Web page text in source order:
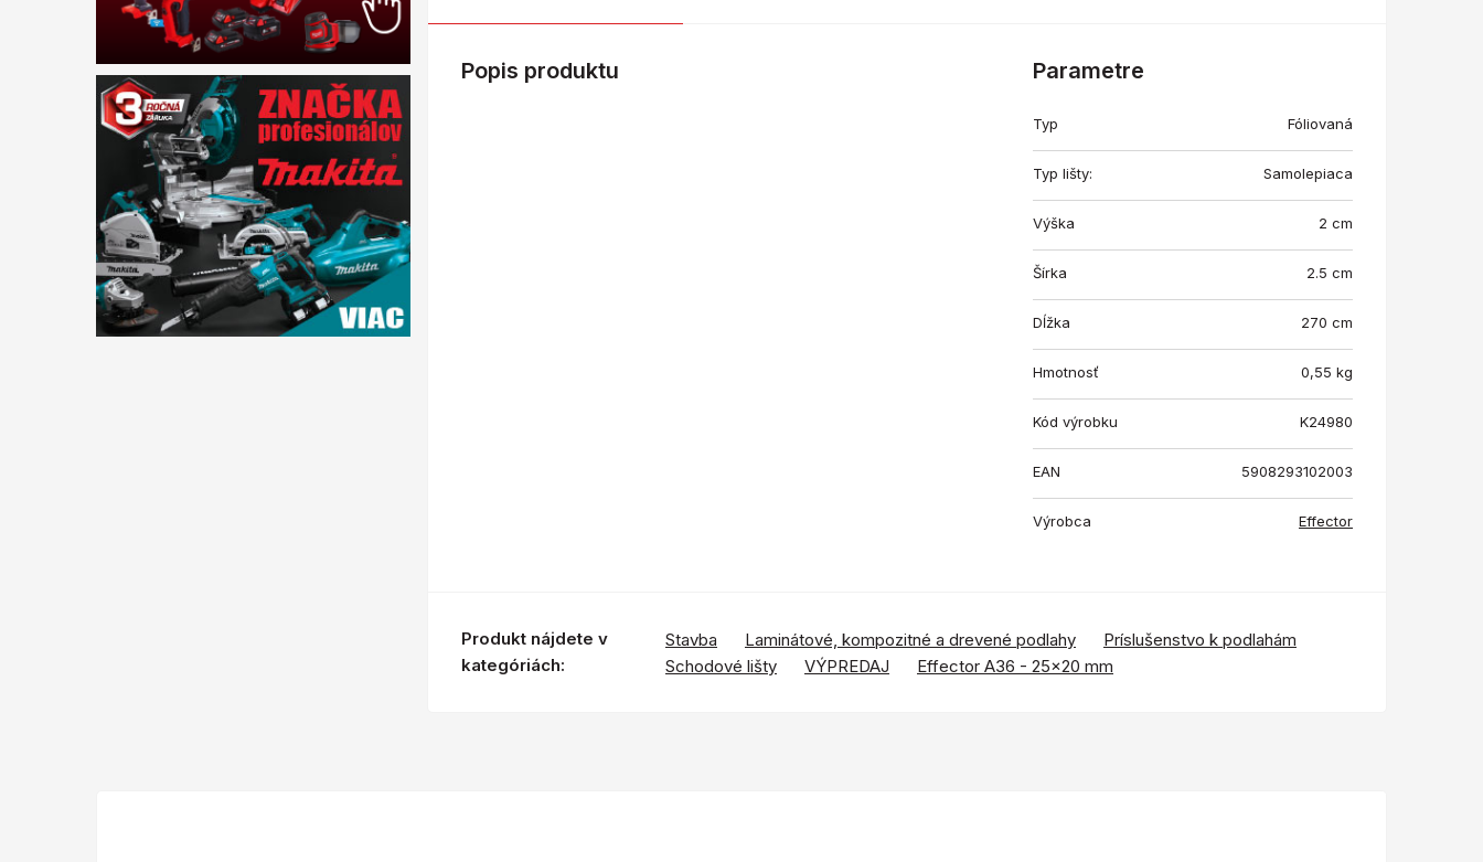
Popis produktu Parametre
Typ Fóliovaná
Typ lišty: Samolepiaca
Výška 2 cm
Šírka 2.5 cm
Dĺžka 270 cm
Hmotnosť 0,55 kg
Kód výrobku K24980
EAN 5908293102003
Výrobca Effector
Produkt nájdete v
kategóriách:
Stavba Laminátové, kompozitné a drevené podlahy
Príslušenstvo k podlahám
Schodové lišty
VÝPREDAJ Effector A36 - 25x20 mm